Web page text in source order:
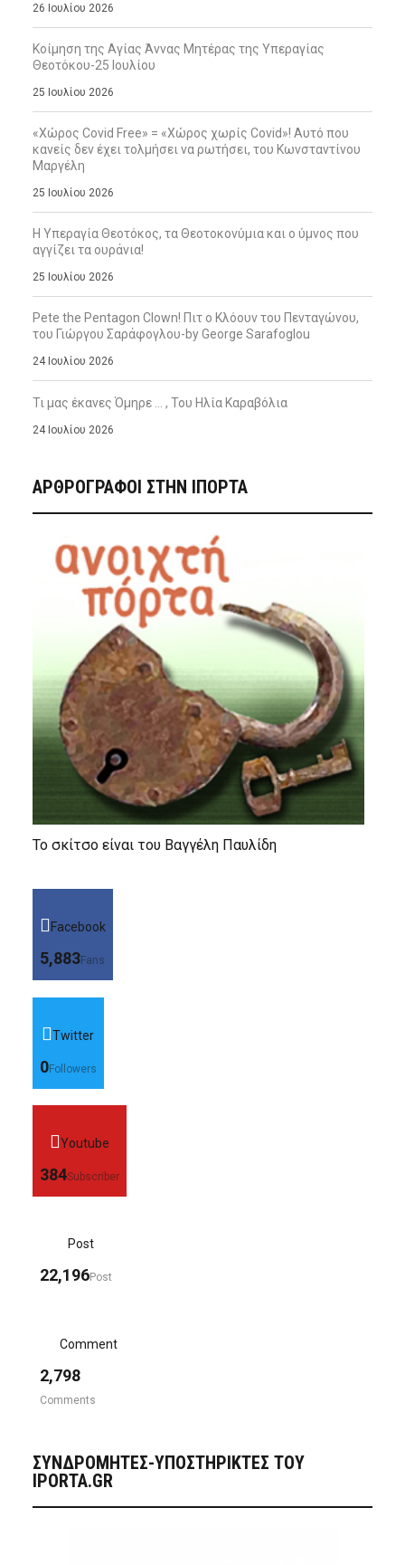
26 Ιουλίου 2026
Κοίμηση της Αγίας Άννας Μητέρας της Υπεραγίας
Θεοτόκου-25 Ιουλίου
25 Ιουλίου 2026
«Χώρος Covid Free» = «Χώρος χωρίς Covid»! Αυτό που
κανείς δεν έχει τολμήσει να ρωτήσει, του Κωνσταντίνου
Μαργέλη
25 Ιουλίου 2026
Η Υπεραγία Θεοτόκος, τα Θεοτοκονύμια και ο ύμνος που
αγγίζει τα ουράνια!
25 Ιουλίου 2026
Pete the Pentagon Clown! Πιτ ο Κλόουν του Πενταγώνου,
του Γιώργου Σαράφογλου-by George Sarafoglou
24 Ιουλίου 2026
Τι μας έκανες Όμηρε … , Του Ηλία Καραβόλια
24 Ιουλίου 2026
ΑΡΘΡΟΓΡΑΦΟΙ ΣΤΗΝ IΠΟΡΤΑ
Το σκίτσο είναι του Βαγγέλη Παυλίδη
Facebook
5,883Fans
Twitter
0Followers
Youtube
384Subscriber
Post
22,196Post
Comment
2,798
Comments
ΣΥΝΔΡΟΜΗΤΈΣ-ΥΠΟΣΤΗΡΙΚΤΈΣ ΤΟΥ
IPORTA.GR